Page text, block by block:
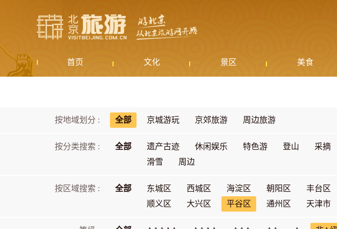
首页 文化 景区 美食
按地域划分 : 全部 京城游玩 京郊旅游 周边旅游
按分类搜索 : 全部 遗产古迹 休闲娱乐 特色游 登山 采摘
滑雪
周边
按区域搜索 : 全部 东城区 西城区 海淀区 朝阳区 丰台区
顺义区
大兴区 平谷区 通州区 天津市